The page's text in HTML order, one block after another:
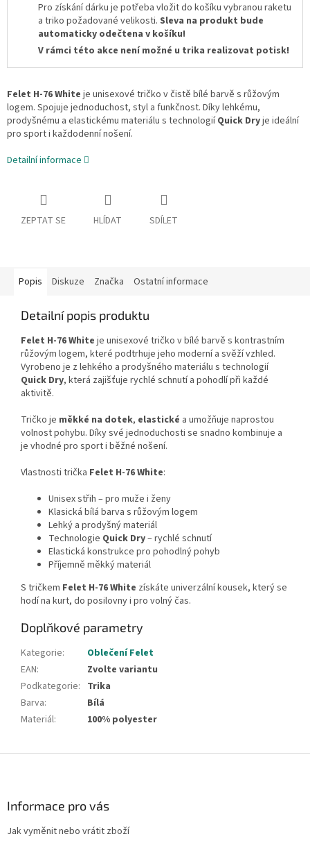
Pro získání dárku je potřeba vložit do košíku vybranou raketu
a triko požadované velikosti. Sleva na produkt bude
automaticky odečtena v košíku!
V rámci této akce není možné u trika realizovat potisk!
Felet H-76 White je unisexové tričko v čistě bílé barvě s růžovým
logem. Spojuje jednoduchost, styl a funkčnost. Díky lehkému,
prodyšnému a elastickému materiálu s technologiíQuick Dryje ideální
pro sport i každodenní nošení.
Detailní informace
ZEPTAT SE HLÍDAT SDÍLET
Popis Diskuze Značka Ostatní informace
Detailní popis produktu
Felet H-76 White je unisexové tričko v bílé barvě s kontrastním
růžovým logem, které podtrhuje jeho moderní a svěží vzhled.
Vyrobeno je z lehkého a prodyšného materiálu s technologií
Quick Dry, která zajišťuje rychlé schnutí a pohodlí při každé
aktivitě.
Tričko je měkké na dotek, elastické a umožňuje naprostou
volnost pohybu. Díky své jednoduchosti se snadno kombinuje a
je vhodné pro sport i běžné nošení.
Vlastnosti trička Felet H-76 White:
Unisex střih – pro muže i ženy
Klasická bílá barva s růžovým logem
Lehký a prodyšný materiál
Technologie Quick Dry– rychlé schnutí
Elastická konstrukce pro pohodlný pohyb
Příjemně měkký materiál
S tričkem Felet H-76 White získáte univerzální kousek, který se
hodí na kurt, do posilovny i pro volný čas.
Doplňkové parametry
Kategorie:
Oblečení Felet
EAN:
Zvolte variantu
Podkategorie: Trika
Barva:
Bílá
Materiál: 100% polyester
Informace pro vás
Jak vyměnit nebo vrátit zboží